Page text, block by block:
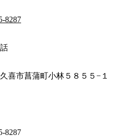
8287
喜市菖蒲町小林５８５５−１
8287